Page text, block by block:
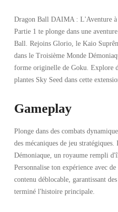
Dragon Ball DAIMA : L'Aventure à
Partie 1 te plonge dans une
Ball. Rejoins Glorio, le Kaio
dans le Troisième Monde
forme originelle de Goku. Explore
plantes Sky Seed dans cette
Gameplay
Plonge dans des combats
des mécaniques de jeu
Démoniaque, un royaume rempli
Personnalise ton expérience avec
contenu déblocable, garantissant
terminé l'histoire principale.